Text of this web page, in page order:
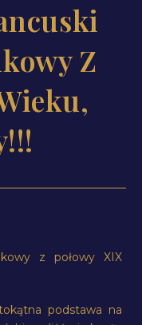
Z
z połowy XIX
podstawa na